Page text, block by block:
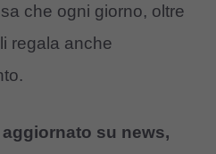
che ogni giorno, oltre
regala anche
su news,